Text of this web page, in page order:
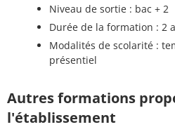
Niveau de sortie : bac + 2
Durée de la formation : 2
Modalités de scolarité :
présentiel
Autres formations
l'établissement